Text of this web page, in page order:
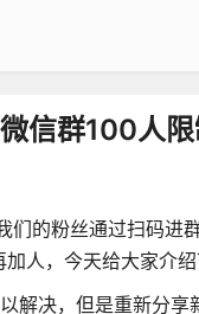
信群100人限
们的粉丝通过扫码进
人，今天给大家介绍
解决，但是重新分享